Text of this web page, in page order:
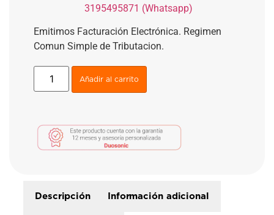
3195495871 (Whatsapp)
Emitimos Facturación Electrónica. Regimen
Comun Simple de Tributacion.
Añadir al carrito
Descripción Información adicional